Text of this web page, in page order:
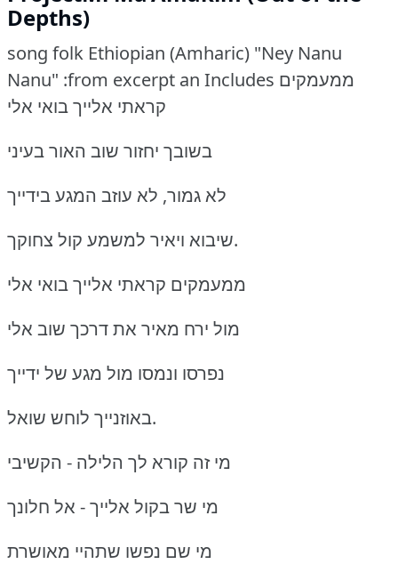
Depths)
song folk Ethiopian (Amharic) "Ney Nanu
Nanu" :from excerpt an Includes ממעמקים
קראתי אלייך בואי אלי
בשובך יחזור שוב האור בעיני
לא גמור, לא עוזב המגע בידייך
שיבוא ויאיר למשמע קול צחוקך.
ממעמקים קראתי אלייך בואי אלי
מול ירח מאיר את דרכך שוב אלי
נפרסו ונמסו מול מגע של ידייך
באוזנייך לוחש שואל.
מי זה קורא לך הלילה - הקשיבי
מי שר בקול אלייך - אל חלונך
מי שם נפשו שתהיי מאושרת